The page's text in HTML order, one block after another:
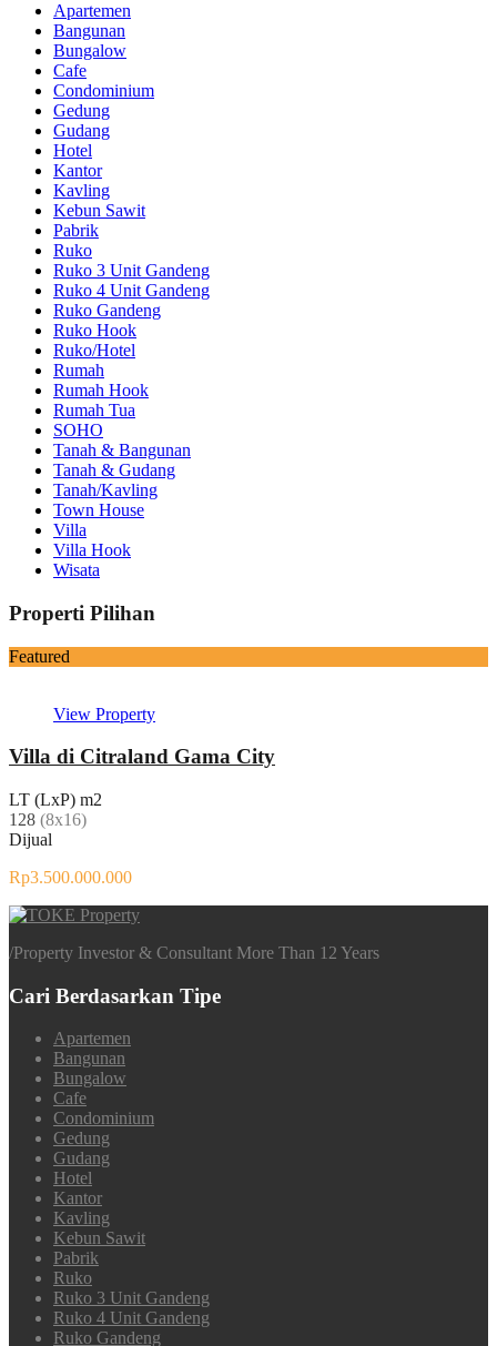
Apartemen
Bangunan
Bungalow
Cafe
Condominium
Gedung
Gudang
Hotel
Kantor
Kavling
Kebun Sawit
Pabrik
Ruko
Ruko 3 Unit Gandeng
Ruko 4 Unit Gandeng
Ruko Gandeng
Ruko Hook
Ruko/Hotel
Rumah
Rumah Hook
Rumah Tua
SOHO
Tanah & Bangunan
Tanah & Gudang
Tanah/Kavling
Town House
Villa
Villa Hook
Wisata
Properti Pilihan
Featured
View Property
Villa di Citraland Gama City
LT (LxP) m2
128 (8x16)
Dijual
Rp3.500.000.000
/Property Investor & Consultant More Than 12 Years
Cari Berdasarkan Tipe
Apartemen
Bangunan
Bungalow
Cafe
Condominium
Gedung
Gudang
Hotel
Kantor
Kavling
Kebun Sawit
Pabrik
Ruko
Ruko 3 Unit Gandeng
Ruko 4 Unit Gandeng
Ruko Gandeng